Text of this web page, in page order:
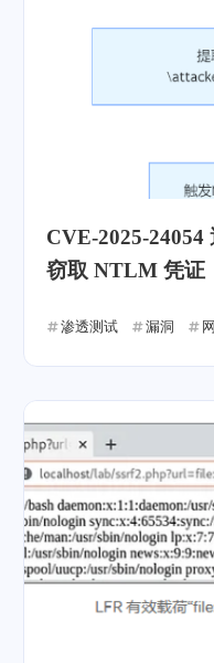
CVE-2025-
窃取 NTLM 凭证
渗透测试 漏洞